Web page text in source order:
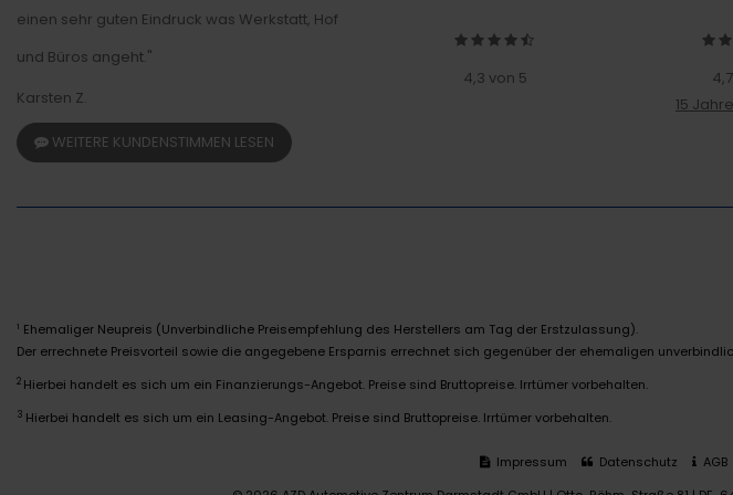
einen sehr guten Eindruck was Werkstatt, Hof
und Büros angeht."
Karsten Z.
WEITERE KUNDENSTIMMEN LESEN
4,3 von 5
15
1 Ehemaliger Neupreis (Unverbindliche Preisempfehlung des Herstellers am Tag der Erstzulassung).
Der errechnete Preisvorteil sowie die angegebene Ersparnis errechnet sich gegenüber der ehemaligen
2 Hierbei handelt es sich um ein Finanzierungs-Angebot. Preise sind Bruttopreise. Irrtümer vorbehalten.
3 Hierbei handelt es sich um ein Leasing-Angebot. Preise sind Bruttopreise. Irrtümer vorbehalten.
Impressum Datenschutz AGB